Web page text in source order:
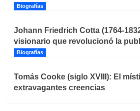
Biografías
Johann Friedrich Cotta (1764-
visionario que revolucionó la
Biografías
Tomás Cooke (siglo XVIII): El
extravagantes creencias